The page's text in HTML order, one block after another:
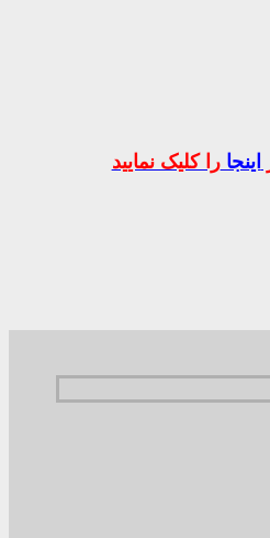
اینجارا کلیک نمایید